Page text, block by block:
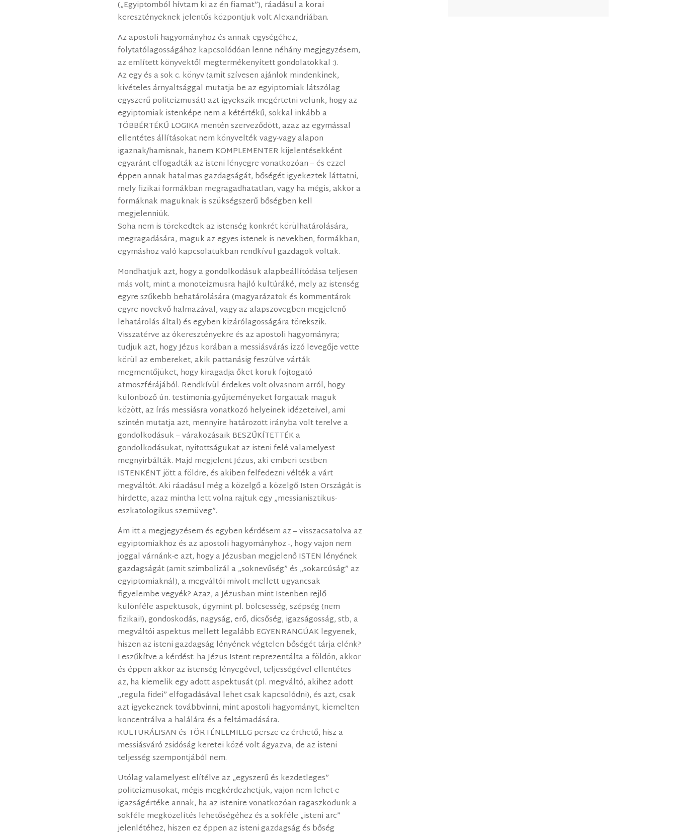
(„Egyiptomból hívtam ki az én fiamat”), ráadásul a korai
keresztényeknek jelentős központjuk volt Alexandriában.
Az apostoli hagyományhoz és annak egységéhez,
folytatólagosságához kapcsolódóan lenne néhány megjegyzésem,
az említett könyvektől megtermékenyített gondolatokkal :).
Az egy és a sok c. könyv (amit szívesen ajánlok mindenkinek,
kivételes árnyaltsággal mutatja be az egyiptomiak látszólag
egyszerű politeizmusát) azt igyekszik megértetni velünk, hogy az
egyiptomiak istenképe nem a kétértékű, sokkal inkább a
TÖBBÉRTÉKŰ LOGIKA mentén szerveződött, azaz az egymással
ellentétes állításokat nem könyvelték vagy-vagy alapon
igaznak/hamisnak, hanem KOMPLEMENTER kijelentésekként
egyaránt elfogadták az isteni lényegre vonatkozóan – és ezzel
éppen annak hatalmas gazdagságát, bőségét igyekeztek láttatni,
mely fizikai formákban megragadhatatlan, vagy ha mégis, akkor a
formáknak maguknak is szükségszerű bőségben kell
megjelenniük.
Soha nem is törekedtek az istenség konkrét körülhatárolására,
megragadására, maguk az egyes istenek is nevekben, formákban,
egymáshoz való kapcsolatukban rendkívül gazdagok voltak.
Mondhatjuk azt, hogy a gondolkodásuk alapbeállítódása teljesen
más volt, mint a monoteizmusra hajló kultúráké, mely az istenség
egyre szűkebb behatárolására (magyarázatok és kommentárok
egyre növekvő halmazával, vagy az alapszövegben megjelenő
lehatárolás által) és egyben kizárólagosságára törekszik.
Visszatérve az ókeresztényekre és az apostoli hagyományra;
tudjuk azt, hogy Jézus korában a messiásvárás izzó levegője vette
körül az embereket, akik pattanásig feszülve várták
megmentőjüket, hogy kiragadja őket koruk fojtogató
atmoszférájából. Rendkívül érdekes volt olvasnom arról, hogy
különböző ún. testimonia-gyűjteményeket forgattak maguk
között, az Írás messiásra vonatkozó helyeinek idézeteivel, ami
szintén mutatja azt, mennyire határozott irányba volt terelve a
gondolkodásuk – várakozásaik BESZŰKÍTETTÉK a
gondolkodásukat, nyitottságukat az isteni felé valamelyest
megnyirbálták. Majd megjelent Jézus, aki emberi testben
ISTENKÉNT jött a földre, és akiben felfedezni vélték a várt
megváltót. Aki ráadásul még a közelgő a közelgő Isten Országát is
hirdette, azaz mintha lett volna rajtuk egy „messianisztikus-
eszkatologikus szemüveg”.
Ám itt a megjegyzésem és egyben kérdésem az – visszacsatolva az
egyiptomiakhoz és az apostoli hagyományhoz -, hogy vajon nem
joggal várnánk-e azt, hogy a Jézusban megjelenő ISTEN lényének
gazdagságát (amit szimbolizál a „soknevűség” és „sokarcúság” az
egyiptomiaknál), a megváltói mivolt mellett ugyancsak
figyelembe vegyék? Azaz, a Jézusban mint Istenben rejlő
különféle aspektusok, úgymint pl. bölcsesség, szépség (nem
fizikai!), gondoskodás, nagyság, erő, dicsőség, igazságosság, stb, a
megváltói aspektus mellett legalább EGYENRANGÚAK legyenek,
hiszen az isteni gazdagság lényének végtelen bőségét tárja elénk?
Leszűkítve a kérdést: ha Jézus Istent reprezentálta a földön, akkor
és éppen akkor az istenség lényegével, teljességével ellentétes
az, ha kiemelik egy adott aspektusát (pl. megváltó, akihez adott
„regula fidei” elfogadásával lehet csak kapcsolódni), és azt, csak
azt igyekeznek továbbvinni, mint apostoli hagyományt, kiemelten
koncentrálva a halálára és a feltámadására.
KULTURÁLISAN és TÖRTÉNELMILEG persze ez érthető, hisz a
messiásváró zsidóság keretei közé volt ágyazva, de az isteni
teljesség szempontjából nem.
Utólag valamelyest elítélve az „egyszerű és kezdetleges”
politeizmusokat, mégis megkérdezhetjük, vajon nem lehet-e
igazságértéke annak, ha az istenire vonatkozóan ragaszkodunk a
sokféle megközelítés lehetőségéhez és a sokféle „isteni arc”
jelenlétéhez, hiszen ez éppen az isteni gazdagság és bőség